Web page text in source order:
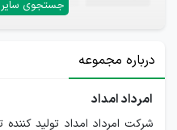
جستجوی
درباره مجموعه
امرداد امداد
شرکت امرداد امداد تولید